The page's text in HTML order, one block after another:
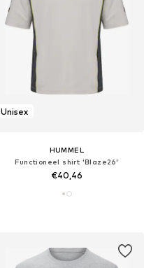
Unisex
HUMMEL
Functioneel shirt 'Blaze26'
€40,46